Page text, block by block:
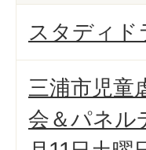
スタディド
三浦市児童
会＆パネル